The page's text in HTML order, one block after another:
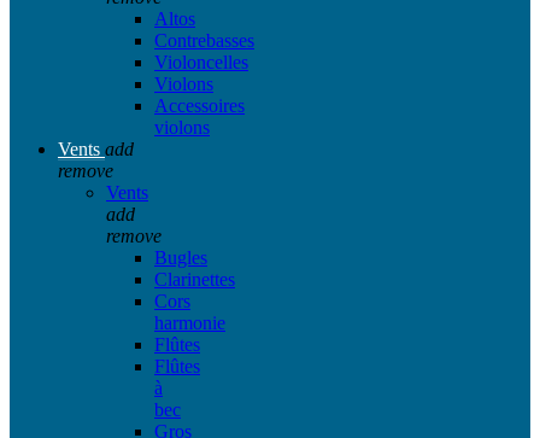
Altos
Contrebasses
Violoncelles
Violons
Accessoires
violons
Vents add
remove
Vents
add
remove
Bugles
Clarinettes
Cors
harmonie
Flûtes
Flûtes
à
bec
Gros